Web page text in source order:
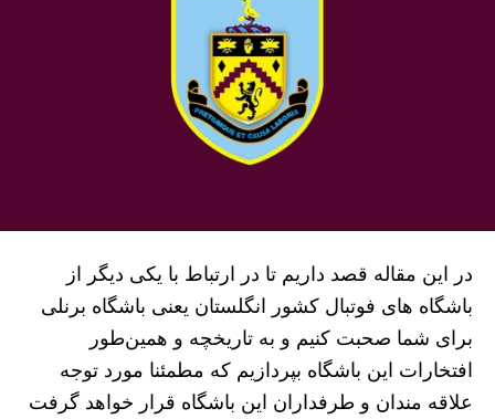
در این مقاله قصد داریم تا در ارتباط با یکی دیگر از
باشگاه های فوتبال کشور انگلستان یعنی باشگاه برنلی
برای شما صحبت کنیم و به تاریخچه و همین‌طور
افتخارات این باشگاه بپردازیم که مطمئنا مورد توجه
علاقه مندان و طرفداران این باشگاه قرار خواهد گرفت